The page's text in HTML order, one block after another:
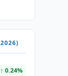
↑ 0.24%